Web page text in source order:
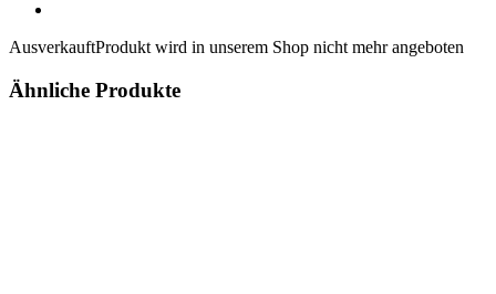
AusverkauftProdukt wird in unserem Shop nicht mehr angeboten
Ähnliche Produkte